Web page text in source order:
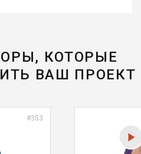
КОТОРЫЕ
ВАШ ПРОЕКТ
#353